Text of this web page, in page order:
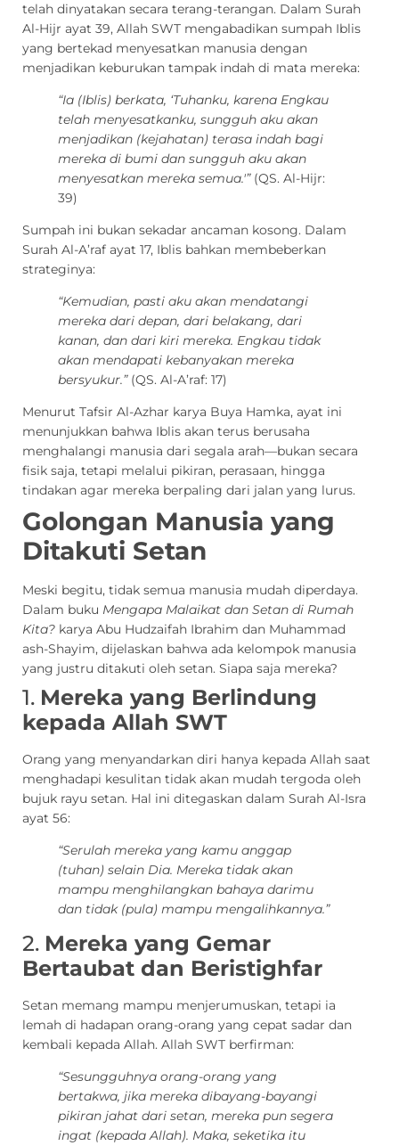
telah dinyatakan secara terang-terangan. Dalam Surah
Al-Hijr ayat 39, Allah SWT mengabadikan sumpah Iblis
yang bertekad menyesatkan manusia dengan
menjadikan keburukan tampak indah di mata mereka:
“Ia (Iblis) berkata, ‘Tuhanku, karena Engkau
telah menyesatkanku, sungguh aku akan
menjadikan (kejahatan) terasa indah bagi
mereka di bumi dan sungguh aku akan
menyesatkan mereka semua.'”(QS. Al-Hijr:
39)
Sumpah ini bukan sekadar ancaman kosong. Dalam
Surah Al-A’raf ayat 17, Iblis bahkan membeberkan
strateginya:
“Kemudian, pasti aku akan mendatangi
mereka dari depan, dari belakang, dari
kanan, dan dari kiri mereka. Engkau tidak
akan mendapati kebanyakan mereka
bersyukur.”(QS. Al-A’raf: 17)
Menurut Tafsir Al-Azhar karya Buya Hamka, ayat ini
menunjukkan bahwa Iblis akan terus berusaha
menghalangi manusia dari segala arah—bukan secara
fisik saja, tetapi melalui pikiran, perasaan, hingga
tindakan agar mereka berpaling dari jalan yang lurus.
Golongan Manusia yang
Ditakuti Setan
Meski begitu, tidak semua manusia mudah diperdaya.
Dalam buku Mengapa Malaikat dan Setan di Rumah
Kita? karya Abu Hudzaifah Ibrahim dan Muhammad
ash-Shayim, dijelaskan bahwa ada kelompok manusia
yang justru ditakuti oleh setan. Siapa saja mereka?
1. Mereka yang Berlindung
kepada Allah SWT
Orang yang menyandarkan diri hanya kepada Allah saat
menghadapi kesulitan tidak akan mudah tergoda oleh
bujuk rayu setan. Hal ini ditegaskan dalam Surah Al-Isra
ayat 56:
“Serulah mereka yang kamu anggap
(tuhan) selain Dia. Mereka tidak akan
mampu menghilangkan bahaya darimu
dan tidak (pula) mampu mengalihkannya.”
2. Mereka yang Gemar
Bertaubat dan Beristighfar
Setan memang mampu menjerumuskan, tetapi ia
lemah di hadapan orang-orang yang cepat sadar dan
kembali kepada Allah. Allah SWT berfirman:
“Sesungguhnya orang-orang yang
bertakwa, jika mereka dibayang-bayangi
pikiran jahat dari setan, mereka pun segera
ingat (kepada Allah). Maka, seketika itu